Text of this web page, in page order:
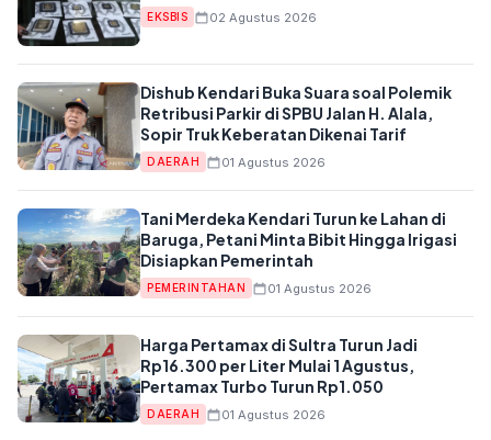
EKSBIS 02 Agustus 2026
Dishub Kendari Buka Suara soal Polemik
Retribusi Parkir di SPBU Jalan H. Alala,
Sopir Truk Keberatan Dikenai Tarif
DAERAH 01 Agustus 2026
Tani Merdeka Kendari Turun ke Lahan di
Baruga, Petani Minta Bibit Hingga Irigasi
Disiapkan Pemerintah
PEMERINTAHAN 01 Agustus 2026
Harga Pertamax di Sultra Turun Jadi
Rp16.300 per Liter Mulai 1 Agustus,
Pertamax Turbo Turun Rp1.050
DAERAH 01 Agustus 2026